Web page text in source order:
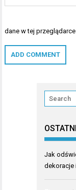
dane w tej
Jak
dekoracje